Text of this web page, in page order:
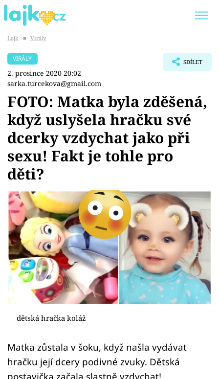
SHOPAHOLICADEL
Témata
Showbyznys
Youtubeři
Virály
Sex a vztahy
Videa
Sledujte prima+
Přihlášení
Lajk ■ Virály
VIRÁLY
2. prosince 2020 20:02
sarka.turcekova@gmail.com
SDÍLET
FOTO: Matka byla zděšená,
když uslyšela hračku své
dcerky vzdychat jako při
sexu! Fakt je tohle pro
děti?
dětská hračka koláž
Matka zůstala v šoku, když našla vydávat
hračku její dcery podivné zvuky. Dětská
postavička začala slastně vzdychat!